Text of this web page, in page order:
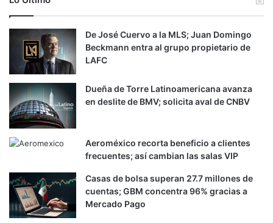
De José Cuervo a la MLS; Juan Domingo
Beckmann entra al grupo propietario de
LAFC
Dueña de Torre Latinoamericana avanza
en deslite de BMV; solicita aval de CNBV
Aeroméxico recorta beneficio a clientes
frecuentes; así cambian las salas VIP
Casas de bolsa superan 27.7 millones de
cuentas; GBM concentra 96% gracias a
Mercado Pago